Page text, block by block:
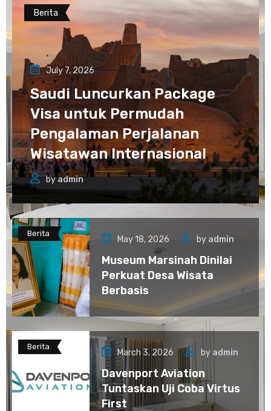
Berita
July 7, 2026
Saudi Luncurkan Package
Visa untuk Permudah
Pengalaman Perjalanan
Wisatawan Internasional
byadmin
Berita
May 18, 2026 by admin
Museum Marsinah Dinilai
Perkuat Desa Wisata
Berbasis
Berita
March 3, 2026 by admin
Davenport Aviation
Tuntaskan Uji Coba Virtus
First